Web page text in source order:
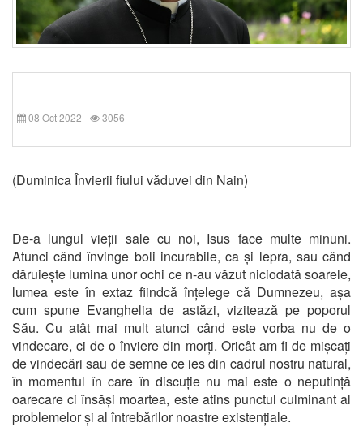
08 Oct 2022 3056
(Duminica Învierii fiului văduvei din Nain)
De-a lungul vieții sale cu noi, Isus face multe minuni.
Atunci când învinge boli incurabile, ca și lepra, sau când
dăruiește lumina unor ochi ce n-au văzut niciodată soarele,
lumea este în extaz fiindcă înțelege că Dumnezeu, așa
cum spune Evanghelia de astăzi, vizitează pe poporul
Său. Cu atât mai mult atunci când este vorba nu de o
vindecare, ci de o înviere din morți. Oricât am fi de mișcați
de vindecări sau de semne ce ies din cadrul nostru natural,
în momentul în care în discuție nu mai este o neputință
oarecare ci însăși moartea, este atins punctul culminant al
problemelor și al întrebărilor noastre existențiale.